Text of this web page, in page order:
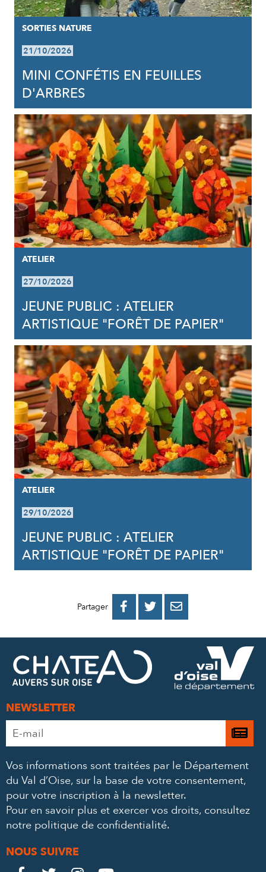
SORTIES NATURE
21/10/2026
MINI CONFÉTIS EN FEUILLES
D'ARBRES
ATELIER
27/10/2026
JEUNE PUBLIC : ATELIER
ARTISTIQUE "FORÊT DE PAPIER"
ATELIER
29/10/2026
JEUNE PUBLIC : ATELIER
ARTISTIQUE "FORÊT DE PAPIER"
Partager 
PARTAGER
FACEBOOK
PARTAGER
PARTAGER
MAIL
NEWSLETTER
Adresse
e-
*
Je
à
Vos informations sont traitées par le Département
du Val d’Oise, sur la base de votre consentement,
pour votre inscription à la newsletter.
Pour en savoir plus et exercer vos droits, consultez
notre politique de confidentialité.
NOUS SUIVRE